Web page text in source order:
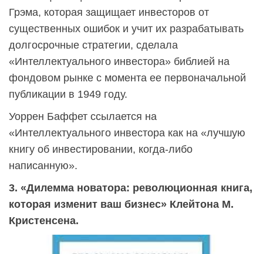
Грэма, которая защищает инвесторов от
существенных ошибок и учит их разрабатывать
долгосрочные стратегии, сделала
«Интеллектуального инвестора» библией на
фондовом рынке с момента ее первоначальной
публикации в 1949 году.
Уоррен Баффет ссылается на
«Интеллектуального инвестора как на «лучшую
книгу об инвестировании, когда-либо
написанную».
3. «Дилемма новатора: революционная книга,
которая изменит ваш бизнес» Клейтона М.
Кристенсена.